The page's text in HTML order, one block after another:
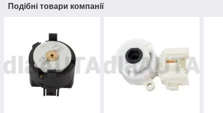
Подібні товари компанії